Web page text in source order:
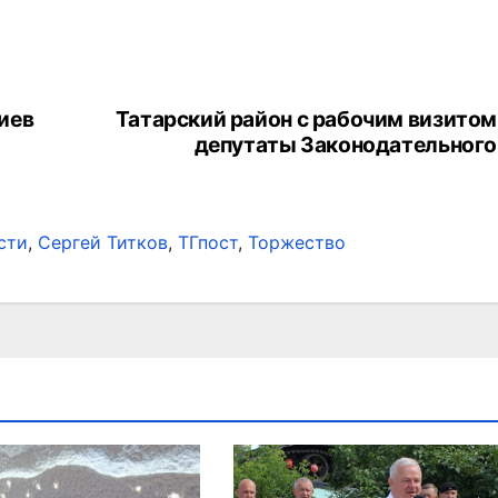
Татарский район с рабочим
депутаты
, Сергей Титков, ТГпост, Торжество